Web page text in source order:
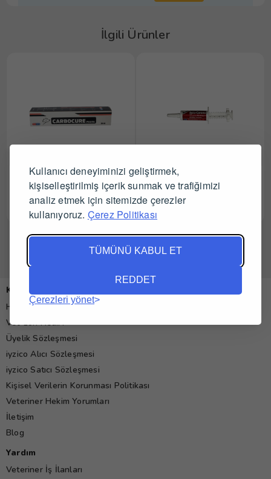
Kullanıcı deneyiminizi geliştirmek,
kişiselleştirilmiş içerik sunmak ve trafiğimizi
analiz etmek için sitemizde çerezler
kullanıyoruz. Çerez Politikası
TÜMÜNÜ KABUL ET
REDDET
Çerezleri yönet
İlgili Ürünler
Carbocure Pasta 30 ml
Tüm Satıcıları Gör
Rovita Roto Corono Yeni
Doğan Buzağı Pastası
Tüm Satıcıları Gör
Kurumsal
Hakkımızda
Vet-zon Nedir?
Üyelik Sözleşmesi
iyzico Alıcı Sözleşmesi
iyzico Satıcı Sözleşmesi
Kişisel Verilerin Korunması Politikası
Veteriner Hekim Yorumları
İletişim
Blog
Yardım
Veteriner İş İlanları